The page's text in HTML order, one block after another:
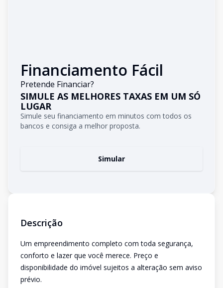
Financiamento Fácil
Pretende Financiar?
SIMULE AS MELHORES TAXAS EM UM SÓ
LUGAR
Simule seu financiamento em minutos com todos os
bancos e consiga a melhor proposta.
Simular
Descrição
Um empreendimento completo com toda segurança,
conforto e lazer que você merece. Preço e
disponibilidade do imóvel sujeitos a alteração sem aviso
prévio.